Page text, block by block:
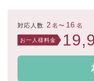
対応人数 2 名〜 16 名
お一人様料金